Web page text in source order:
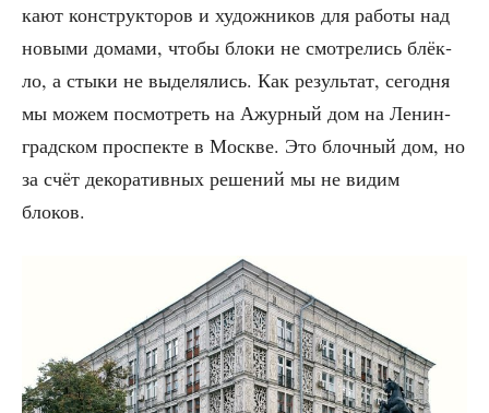
ка­ют кон­струк­то­ров и худож­ни­ков для рабо­ты над
новы­ми дома­ми, что­бы бло­ки не смот­ре­лись блёк­
ло, а сты­ки не выде­ля­лись. Как резуль­тат, сего­дня
мы можем посмот­реть на Ажур­ный дом на Ленин­
град­ском про­спек­те в Москве. Это блоч­ный дом, но
за счёт деко­ра­тив­ных реше­ний мы не видим
блоков.